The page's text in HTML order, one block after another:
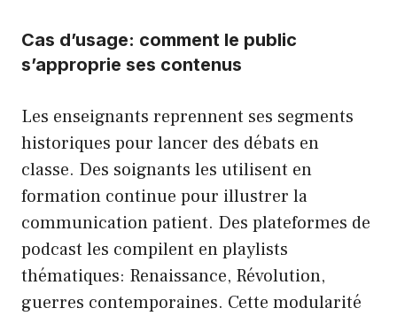
Cas d’usage: comment le public
s’approprie ses contenus
Les enseignants reprennent ses segments
historiques pour lancer des débats en
classe. Des soignants les utilisent en
formation continue pour illustrer la
communication patient. Des plateformes de
podcast les compilent en playlists
thématiques: Renaissance, Révolution,
guerres contemporaines. Cette modularité